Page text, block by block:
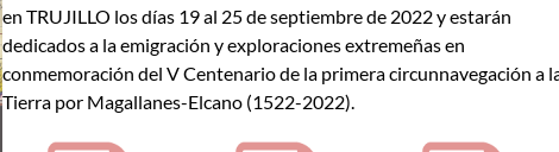
en TRUJILLO los días 19 al 25 de septiembre de 2022 y estarán
dedicados a la emigración y exploraciones extremeñas en
conmemoración del V Centenario de la primera circunnavegación a
Tierra por Magallanes-Elcano (1522-2022).